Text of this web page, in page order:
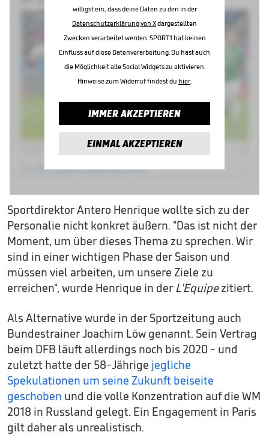
willigst ein, dass deine Daten zu den in der
Datenschutzerklärung von Xdargestellten
Zwecken verarbeitet werden. SPORT1 hat keinen
Einfluss auf diese Datenverarbeitung. Du hast auch
die Möglichkeit alle Social Widgets zu aktivieren.
Hinweise zum Widerruf findest du hier.
IMMER AKZEPTIEREN
EINMAL AKZEPTIEREN
Sportdirektor Antero Henrique wollte sich zu der
Personalie nicht konkret äußern. "Das ist nicht der
Moment, um über dieses Thema zu sprechen. Wir
sind in einer wichtigen Phase der Saison und
müssen viel arbeiten, um unsere Ziele zu
erreichen", wurde Henrique in der L'Equipezitiert.
Als Alternative wurde in der Sportzeitung auch
Bundestrainer Joachim Löw genannt. Sein Vertrag
beim DFB läuft allerdings noch bis 2020 - und
zuletzt hatte der 58-Jährige jegliche
Spekulationen um seine Zukunft beiseite
geschoben und die volle Konzentration auf die WM
2018 in Russland gelegt. Ein Engagement in Paris
gilt daher als unrealistisch.